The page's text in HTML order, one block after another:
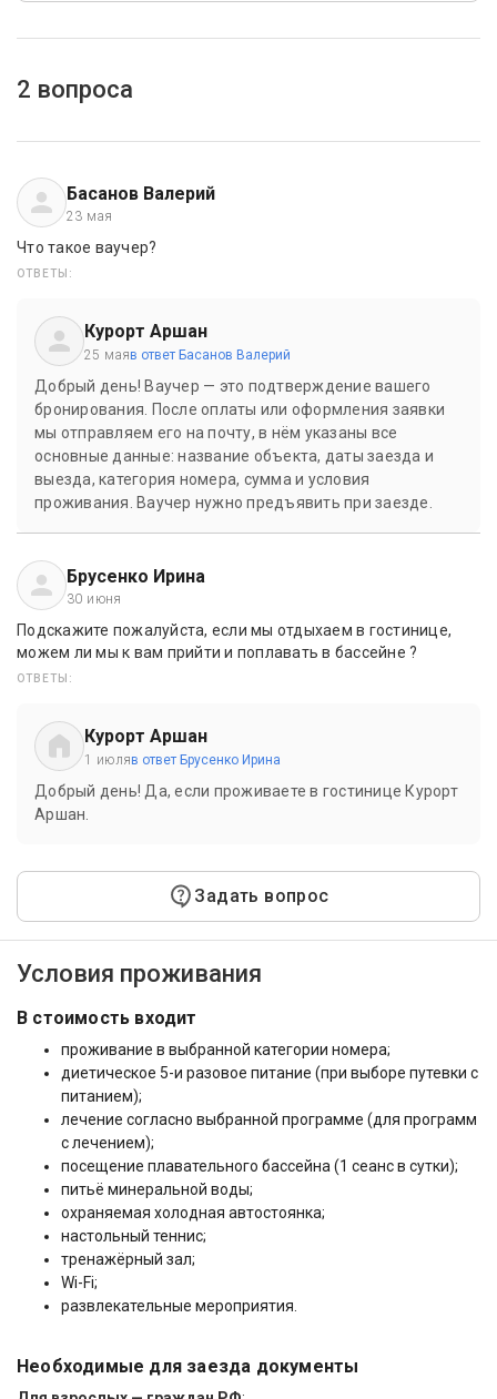
2 вопроса
Басанов Валерий
23 мая
Что такое ваучер?
ОТВЕТЫ:
Курорт Аршан
25 маяв ответ Басанов Валерий
Добрый день! Ваучер — это подтверждение вашего
бронирования. После оплаты или оформления заявки
мы отправляем его на почту, в нём указаны все
основные данные: название объекта, даты заезда и
выезда, категория номера, сумма и условия
проживания. Ваучер нужно предъявить при заезде.
Брусенко Ирина
30 июня
Подскажите пожалуйста, если мы отдыхаем в гостинице,
можем ли мы к вам прийти и поплавать в бассейне ?
ОТВЕТЫ:
Курорт Аршан
1 июляв ответ Брусенко Ирина
Добрый день! Да, если проживаете в гостинице Курорт
Аршан.
Задать вопрос
Условия проживания
В стоимость входит
проживание в выбранной категории номера;
диетическое 5-и разовое питание (при выборе путевки с
питанием);
лечение согласно выбранной программе (для программ
с лечением);
посещение плавательного бассейна (1 сеанс в сутки);
питьё минеральной воды;
охраняемая холодная автостоянка;
настольный теннис;
тренажёрный зал;
Wi-Fi;
развлекательные мероприятия.
Необходимые для заезда документы